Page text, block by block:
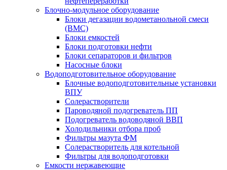
Блочно-модульное оборудование
Блоки дегазации водометанольной смеси
(BMC)
Блоки емкостей
Блоки подготовки нефти
Блоки сепараторов и фильтров
Насосные блоки
Водоподготовительное оборудование
Блочные водоподготовительные установки
ВПУ
Солерастворители
Пароводяной подогреватель ПП
Подогреватель водоводяной ВВП
Холодильники отбора проб
Фильтры мазута ФМ
Солерастворитель для котельной
Фильтры для водоподготовки
Емкости нержавеющие